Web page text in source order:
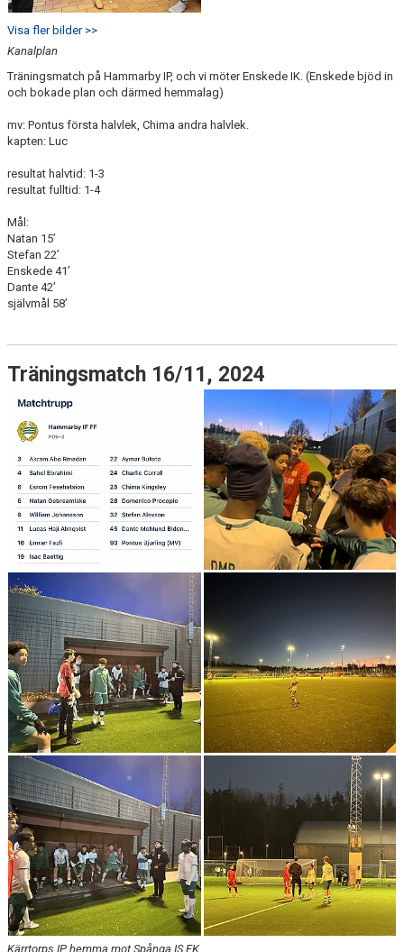
Visa fler bilder >>
Kanalplan
Träningsmatch på Hammarby IP, och vi möter Enskede IK. (Enskede bjöd in
och bokade plan och därmed hemmalag)
mv: Pontus första halvlek, Chima andra halvlek.
kapten: Luc
resultat halvtid: 1-3
resultat fulltid: 1-4
Mål:
Natan 15’
Stefan 22’
Enskede 41’
Dante 42’
självmål 58’
Träningsmatch 16/11, 2024
Kärrtorps IP, hemma mot Spånga IS FK